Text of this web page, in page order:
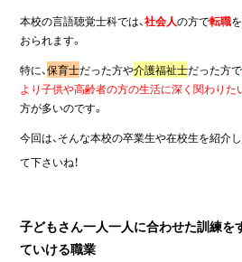
本校の言語聴覚士科では、社会人の方で転職
おられます。
特に、保育士だった方や介護福祉士だった方で
より子供や高齢者の方の生活に深く関わりた
方が多いのです。
今回は、そんな本校の卒業生や在校生を紹介
て下さいね！
子どもさん一人一人に合わせた訓練を
ていける職業